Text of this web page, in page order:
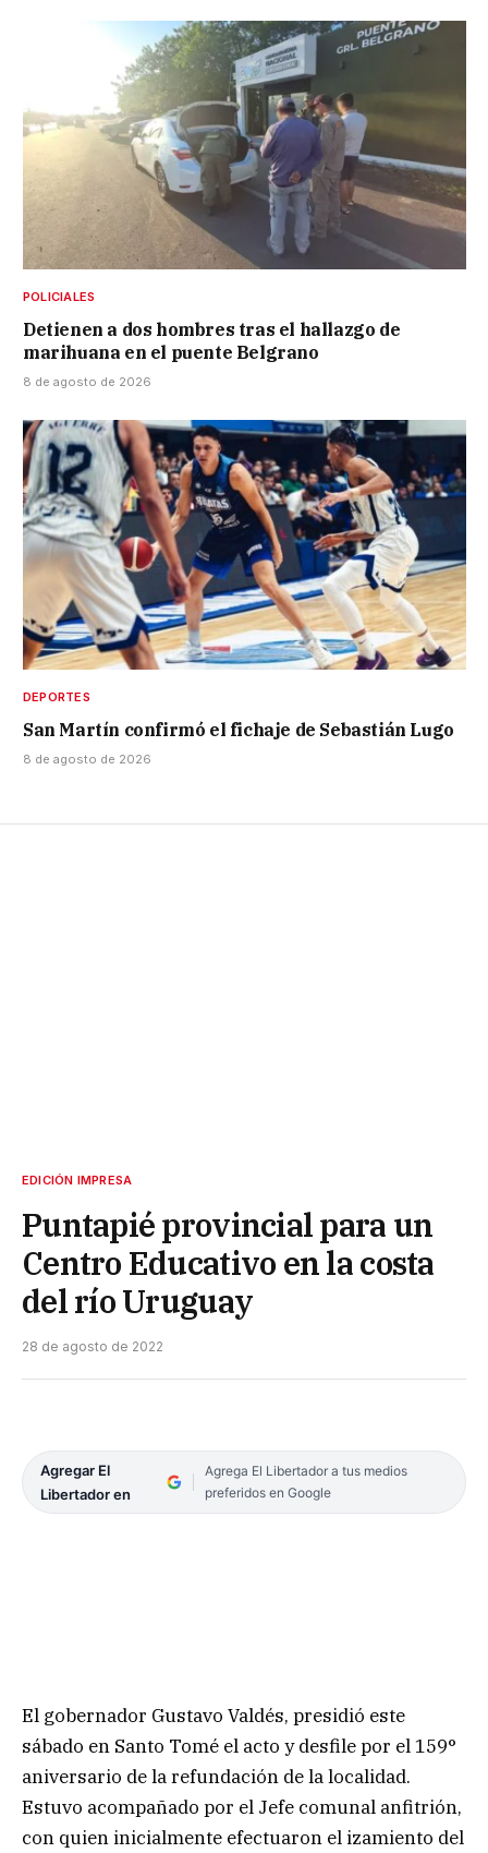
POLICIALES
Detienen a dos hombres tras el hallazgo de
marihuana en el puente Belgrano
8 de agosto de 2026
DEPORTES
San Martín confirmó el fichaje de Sebastián Lugo
8 de agosto de 2026
EDICIÓN IMPRESA
Puntapié provincial para un
Centro Educativo en la costa
del río Uruguay
28 de agosto de 2022
Agregar El
Libertador en
Agrega El Libertador a tus medios
preferidos en Google
El gobernador Gustavo Valdés, presidió este
sábado en Santo Tomé el acto y desfile por el 159°
aniversario de la refundación de la localidad.
Estuvo acompañado por el Jefe comunal anfitrión,
con quien inicialmente efectuaron el izamiento del